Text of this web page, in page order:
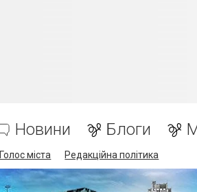
Новини Блоги
Голос міста Редакційна політика